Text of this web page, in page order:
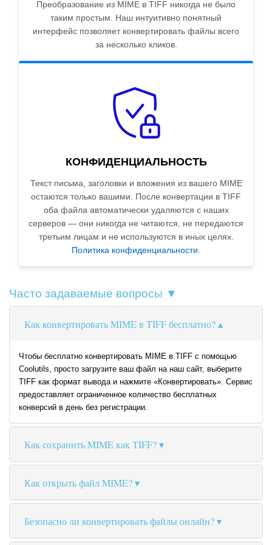
Преобразование из MIME в TIFF никогда не было
таким простым. Наш интуитивно понятный
интерфейс позволяет конвертировать файлы всего
за несколько кликов.
КОНФИДЕНЦИАЛЬНОСТЬ
Текст письма, заголовки и вложения из вашего MIME
остаются только вашими. После конвертации в TIFF
оба файла автоматически удаляются с наших
серверов — они никогда не читаются, не передаются
третьим лицам и не используются в иных целях.
Политика конфиденциальности
Часто задаваемые вопросы ▼
Как конвертировать MIME в TIFF бесплатно?
Чтобы бесплатно конвертировать MIME в TIFF с помощью
Coolutils, просто загрузите ваш файл на наш сайт, выберите
TIFF как формат вывода и нажмите «Конвертировать». Сервис
предоставляет ограниченное количество бесплатных
конверсий в день без регистрации.
Как сохранить MIME как TIFF?
Как открыть файл MIME?
Безопасно ли конвертировать файлы онлайн?